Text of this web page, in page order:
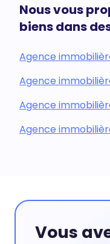
Nous vous
biens dans
Agence
Agence
Agence
Agence
Vous